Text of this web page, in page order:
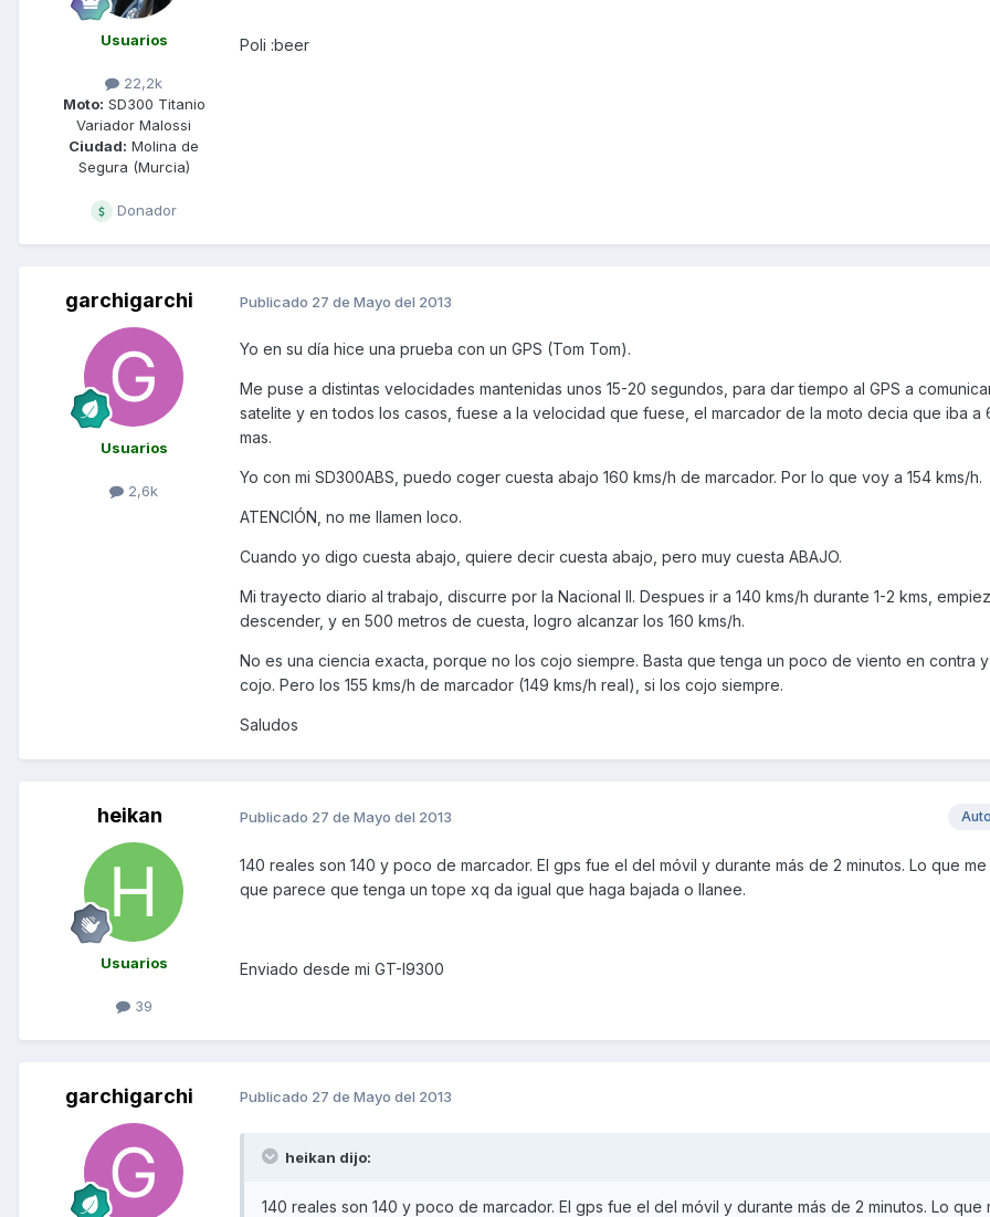
Usuarios
22,2k
Moto: SD300 Titanio
Variador Malossi
Ciudad: Molina de
Segura (Murcia)
Donador
Poli :beer
garchigarchi
Usuarios
2,6k
Publicado 27 de Mayo del 2013
Yo en su día hice una prueba con un GPS (Tom Tom).
Me puse a distintas velocidades mantenidas unos 15-20 segundos, para dar tiempo al GPS a
satelite y en todos los casos, fuese a la velocidad que fuese, el marcador de la moto decia que iba a
mas.
Yo con mi SD300ABS, puedo coger cuesta abajo 160 kms/h de marcador. Por lo que voy a 154 kms/h.
ATENCIÓN, no me llamen loco.
Cuando yo digo cuesta abajo, quiere decir cuesta abajo, pero muy cuesta ABAJO.
Mi trayecto diario al trabajo, discurre por la Nacional II. Despues ir a 140 kms/h durante 1-2 kms,
descender, y en 500 metros de cuesta, logro alcanzar los 160 kms/h.
No es una ciencia exacta, porque no los cojo siempre. Basta que tenga un poco de viento en contra
cojo. Pero los 155 kms/h de marcador (149 kms/h real), si los cojo siempre.
Saludos
heikan
Usuarios
39
Publicado 27 de Mayo del 2013
140 reales son 140 y poco de marcador. El gps fue el del móvil y durante más de 2 minutos. Lo que
que parece que tenga un tope xq da igual que haga bajada o llanee.
Enviado desde mi GT-I9300
garchigarchi Publicado 27 de Mayo del 2013
heikan dijo:
140 reales son 140 y poco de marcador. El gps fue el del móvil y durante más de 2 minutos. Lo que